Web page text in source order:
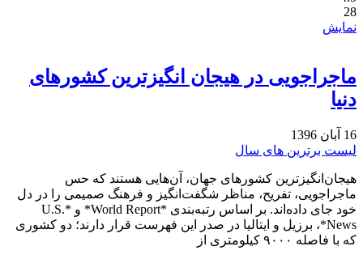
28
نمایش
ماجراجویی در هیجان انگیزترین کشورهای
دنیا
16 آبان 1396
لیست برترین های سال
هیجان‌انگیزترین کشورهای جهان، آن‌هایی هستند که حس
ماجراجویی، تفریح، مناظر شگفت‌انگیز و فرهنگ صمیمی را در دل
خود جای داده‌اند. بر اساس رتبه‌بندی *World Report* و *U.S.
News*، برزیل و ایتالیا در صدر این فهرست قرار دارند؛ دو کشوری
که با فاصله ۹۰۰۰ کیلومتری از